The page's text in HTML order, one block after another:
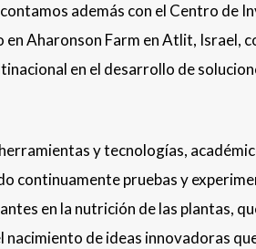
además con el Centro de
en Aharonson Farm en Atlit, Israel,
en el desarrollo de
y tecnologías,
continuamente pruebas y
en la nutrición de las plantas,
nacimiento de ideas innovadoras